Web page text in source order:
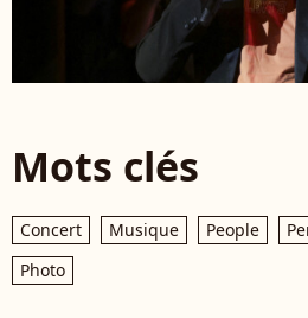
Mots clés
Concert Musique People
Photo